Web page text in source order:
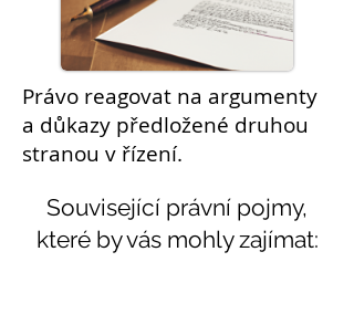
Právo reagovat na argumenty
a důkazy předložené druhou
stranou v řízení.
Související právní pojmy,
které by vás mohly zajímat: